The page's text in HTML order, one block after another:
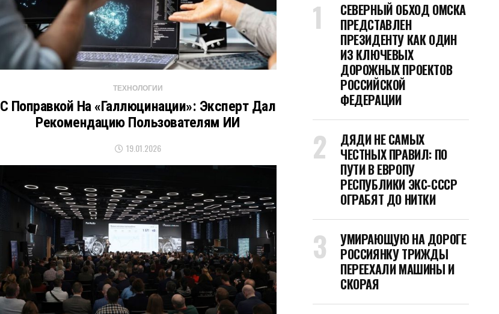
ТЕХНОЛОГИИ
С Поправкой На «галлюцинации»: Эксперт Дал
Рекомендацию Пользователям ИИ
19.01.2026
СЕВЕРНЫЙ ОБХОД ОМСКА
ПРЕДСТАВЛЕН
ПРЕЗИДЕНТУ КАК ОДИН
ИЗ КЛЮЧЕВЫХ
ДОРОЖНЫХ ПРОЕКТОВ
РОССИЙСКОЙ
ФЕДЕРАЦИИ
ДЯДИ НЕ САМЫХ
ЧЕСТНЫХ ПРАВИЛ: ПО
ПУТИ В ЕВРОПУ
РЕСПУБЛИКИ ЭКС-СССР
ОГРАБЯТ ДО НИТКИ
УМИРАЮЩУЮ НА ДОРОГЕ
РОССИЯНКУ ТРИЖДЫ
ПЕРЕЕХАЛИ МАШИНЫ И
СКОРАЯ